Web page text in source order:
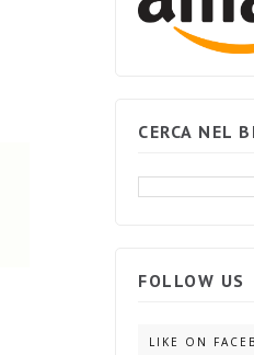
CERCA NEL
FOLLOW US
LIKE ON